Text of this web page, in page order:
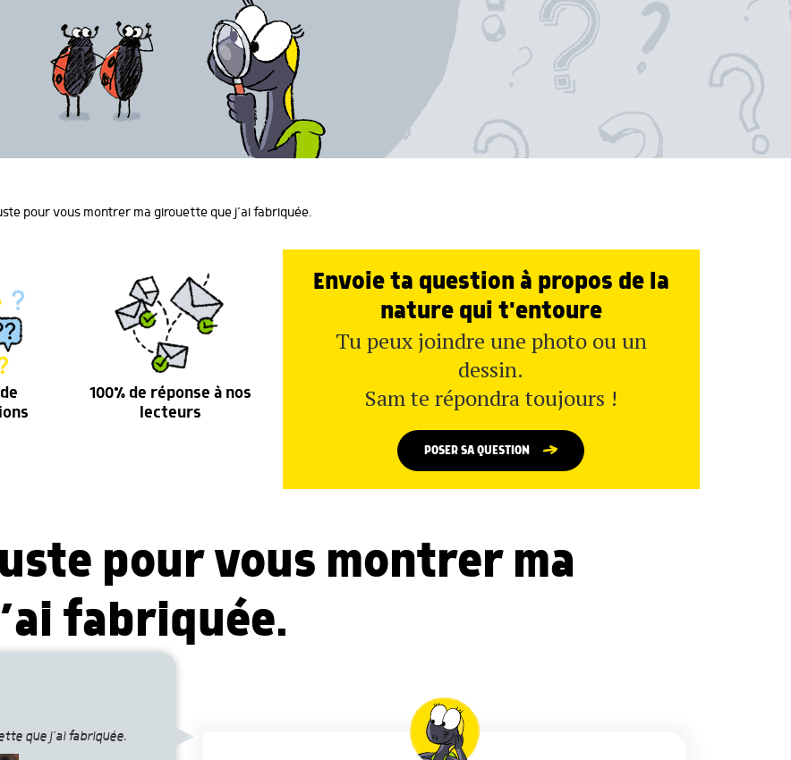
pour vous montrer ma girouette que j’ai fabriquée.
100% de réponse à nos
lecteurs
Envoie ta question à propos de la
nature qui t'entoure
Tu peux joindre une photo ou un
dessin.
Sam te répondra toujours !
POSER SA QUESTION
pour vous montrer ma
fabriquée.
que j’ai fabriquée.